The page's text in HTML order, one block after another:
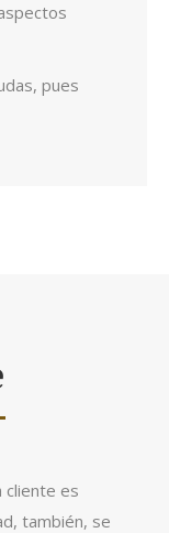
pues
cliente es
también, se